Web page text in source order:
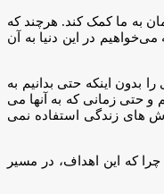
به ما کمک کند. هرچند که
در این دنیا به آن
بدون اینکه حتی بدانیم به
و حتی زمانی که به آنها می
های زندگی استفاده نمی
که این اهداف، در مسیر